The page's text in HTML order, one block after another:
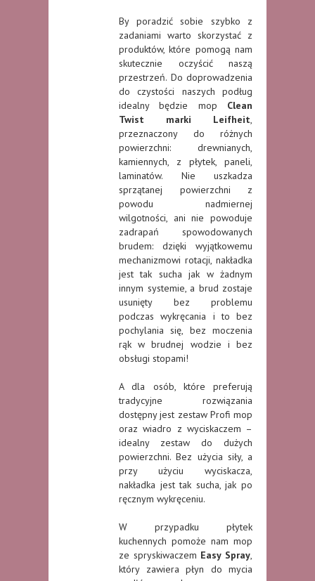
By poradzić sobie szybko z
zadaniami warto skorzystać z
produktów, które pomogą nam
skutecznie oczyścić naszą
przestrzeń. Do doprowadzenia
do czystości naszych podług
idealny będzie mop Clean
Twist marki Leifheit
przeznaczony do różnych
powierzchni: drewnianych,
kamiennych, z płytek, paneli,
laminatów. Nie uszkadza
sprzątanej powierzchni z
powodu nadmiernej
wilgotności, ani nie powoduje
zadrapań spowodowanych
brudem: dzięki wyjątkowemu
mechanizmowi rotacji, nakładka
jest tak sucha jak w żadnym
innym systemie, a brud zostaje
usunięty bez problemu
podczas wykręcania i to bez
pochylania się, bez moczenia
rąk w brudnej wodzie i bez
obsługi stopami!
A dla osób, które preferują
tradycyjne rozwiązania
dostępny jest zestaw Profi mop
oraz wiadro z wyciskaczem –
idealny zestaw do dużych
powierzchni. Bez użycia siły, a
przy użyciu wyciskacza,
nakładka jest tak sucha, jak po
ręcznym wykręceniu.
W przypadku płytek
kuchennych pomoże nam mop
ze spryskiwaczem Easy Spray
który zawiera płyn do mycia